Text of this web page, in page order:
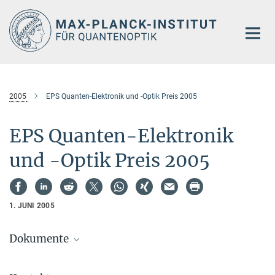
Hauptinhalt
2005 EPS Quanten-Elektronik und -Optik Preis 2005
EPS Quanten-Elektronik
und -Optik Preis 2005
1. JUNI 2005
Dokumente